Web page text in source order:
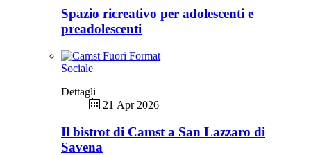
Spazio ricreativo per adolescenti e
preadolescenti
Sociale
Dettagli
21 Apr 2026
Il bistrot di Camst a San Lazzaro di
Savena